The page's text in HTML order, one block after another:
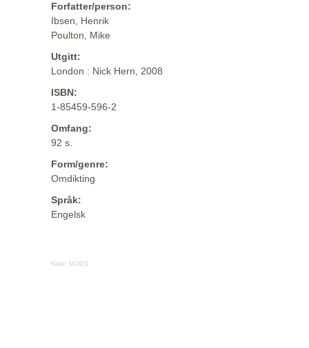
Forfatter/person:
Ibsen, Henrik
Poulton, Mike
Utgitt:
London : Nick Hern, 2008
ISBN:
1-85459-596-2
Omfang:
92 s.
Form/genre:
Omdikting
Språk:
Engelsk
Kilde: MODS